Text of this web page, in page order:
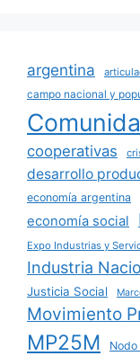
argentina
campo nacional y
cooperativas
desarrollo
economía argentina
economía social
Expo Industrias y
Industria
Justicia Social
Movimiento
MP25M